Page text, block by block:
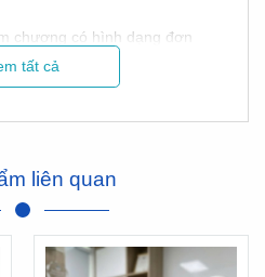
chương có hình dạng đơn
liệu dổm.
tất cả
liên quan